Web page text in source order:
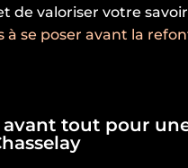
de valoriser votre
à se poser avant la
tout pour